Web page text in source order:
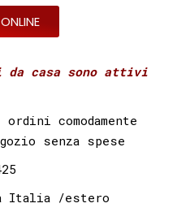
casa sono attivi
ordini comodamente
senza spese
Italia /estero